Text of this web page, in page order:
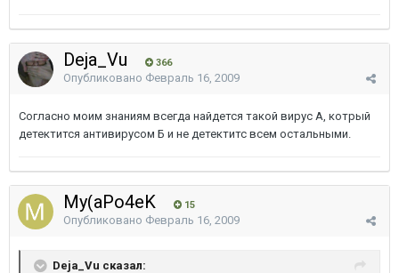
Deja_Vu 366
Опубликовано Февраль 16, 2009
Согласно моим знаниям всегда найдется такой вирус А, котрый
детектится антивирусом Б и не детектитс всем остальными.
My(aPo4eK 15
Опубликовано Февраль 16, 2009
Deja_Vu сказал: